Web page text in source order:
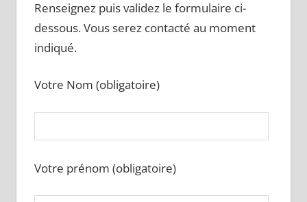
Renseignez puis validez le formulaire ci-
dessous. Vous serez contacté au moment
indiqué.
Votre Nom (obligatoire)
Votre prénom (obligatoire)